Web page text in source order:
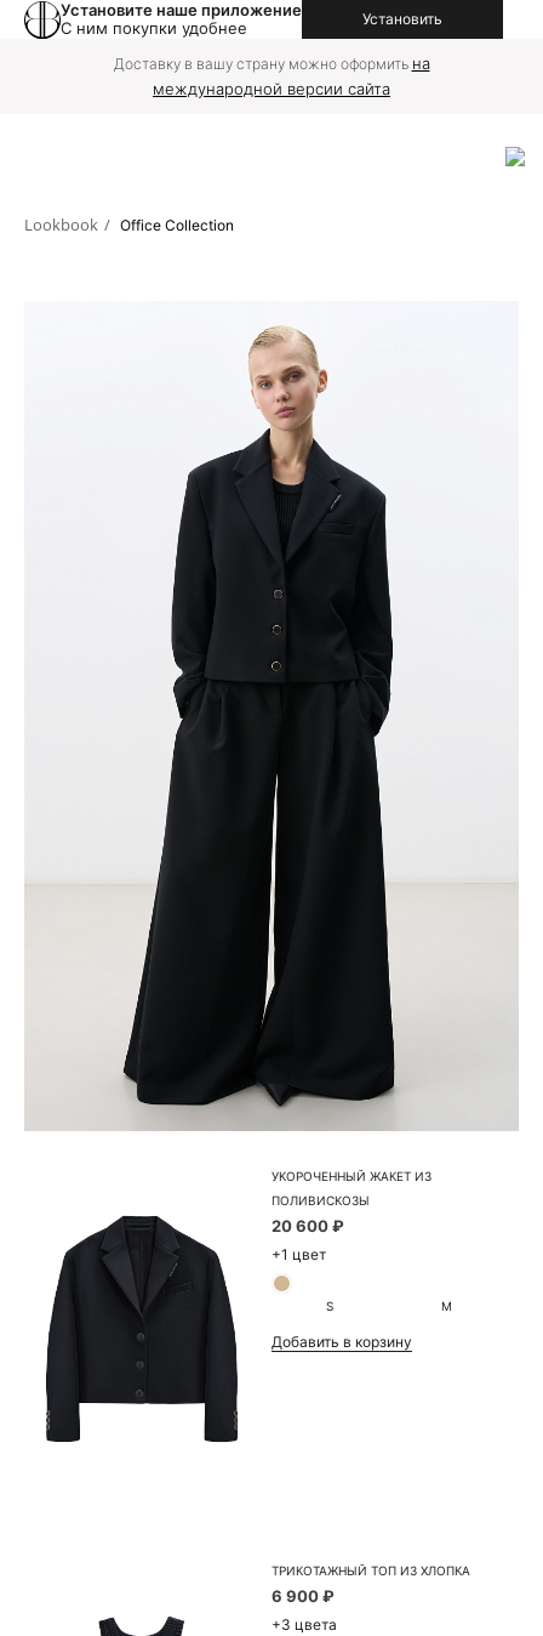
Установите наше приложение
С ним покупки удобнее
Установить
Доставку в вашу страну можно оформить на
международной версии сайта
Lookbook / Office Collection
УКОРОЧЕННЫЙ ЖАКЕТ ИЗ
ПОЛИВИСКОЗЫ
20 600 ₽
+1 цвет
S M
Добавить в корзину
ТРИКОТАЖНЫЙ ТОП ИЗ ХЛОПКА
6 900 ₽
+3 цвета